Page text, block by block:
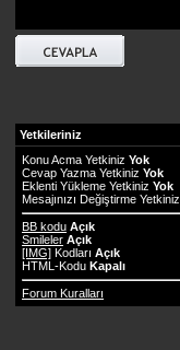
Yetkileriniz
Konu Acma Yetkiniz Yok
Cevap Yazma Yetkiniz Yok
Eklenti Yükleme Yetkiniz Yok
Mesajınızı Değiştirme Yetkiniz
BB kodu Açık
Smileler Açık
[IMG] Kodları Açık
HTML-Kodu Kapalı
Forum Kuralları